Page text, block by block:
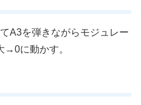
A3を弾きながらモジュレー
→0に動かす。